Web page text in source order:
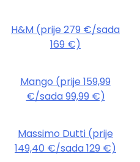
H&M (prije 279 €/sada
169 €)
Mango (prije 159,99
€/sada 99,99 €)
Massimo Dutti (prije
149,40 €/sada 129 €)